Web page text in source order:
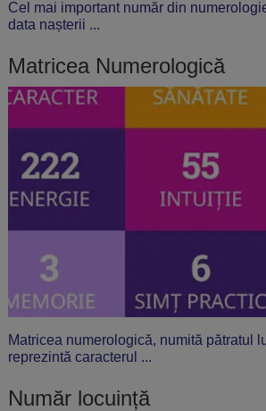
Cel mai important număr din
data nașterii ...
Matricea Numerologică
Matricea numerologică, numită pătratul
reprezintă caracterul ...
Număr locuință